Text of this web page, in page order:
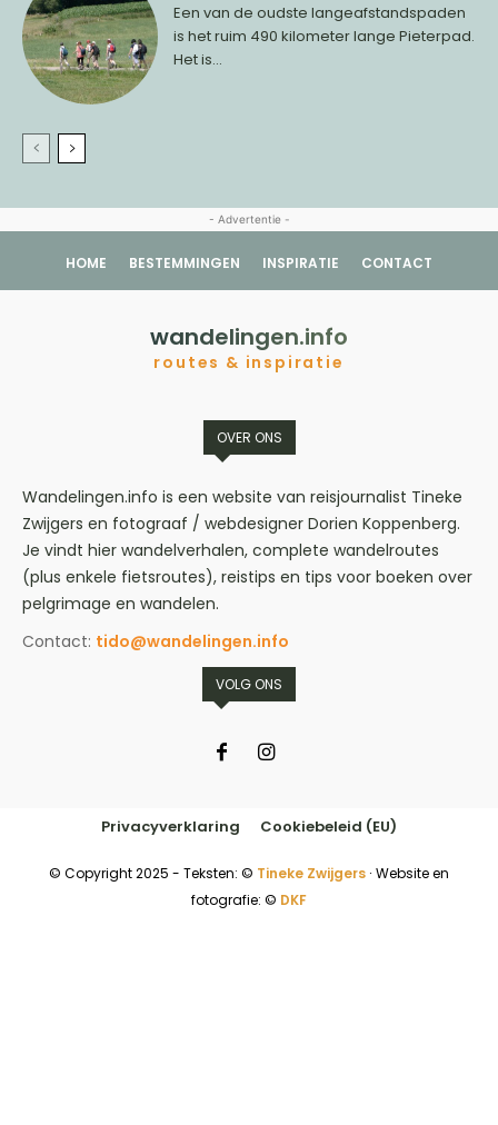
Een van de oudste langeafstandspaden
is het ruim 490 kilometer lange Pieterpad.
Het is...
- Advertentie -
HOME BESTEMMINGEN INSPIRATIE CONTACT
wandelingen.info
routes & inspiratie
OVER ONS
Wandelingen.info is een website van reisjournalist Tineke
Zwijgers en fotograaf / webdesigner Dorien Koppenberg.
Je vindt hier wandelverhalen, complete wandelroutes
(plus enkele fietsroutes), reistips en tips voor boeken over
pelgrimage en wandelen.
Contact: tido@wandelingen.info
VOLG ONS
Privacyverklaring Cookiebeleid (EU)
© Copyright 2025 - Teksten: © Tineke Zwijgers ∙ Website en
fotografie: © DKF